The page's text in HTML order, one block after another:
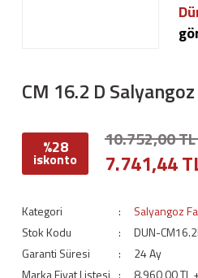
CM 16.2 D Salyangoz
%28
iskonto
10.752,00
7.741,44
Kategori
Salyangoz
Stok Kodu
DUN-
Garanti Süresi
24 Ay
Marka Fiyat Listesi
8.960,00 TL